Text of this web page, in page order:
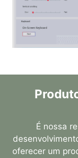
É nossa
oferecer um